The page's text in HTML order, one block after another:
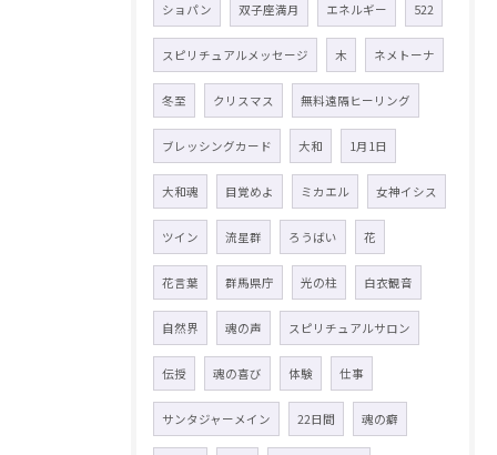
ショパン 双子座満月 エネルギー 522
スピリチュアルメッセージ 木 ネメトーナ
冬至 クリスマス 無料遠隔ヒーリング
ブレッシングカード 大和 1月1日
大和魂 目覚めよ ミカエル 女神イシス
ツイン 流星群 ろうばい 花
花言葉 群馬県庁 光の柱 白衣観音
自然界 魂の声 スピリチュアルサロン
伝授 魂の喜び 体験 仕事
サンタジャーメイン 22日間 魂の癖